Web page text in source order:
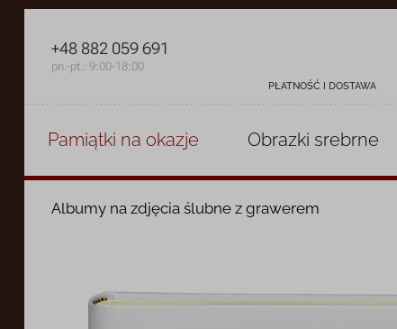
PŁATNOŚĆ I DOSTAWA
+48 882 059 691
pn.-pt.: 9:00-18:00
Pamiątki na okazje Obrazki srebrne
Albumy na zdjęcia ślubne z grawerem